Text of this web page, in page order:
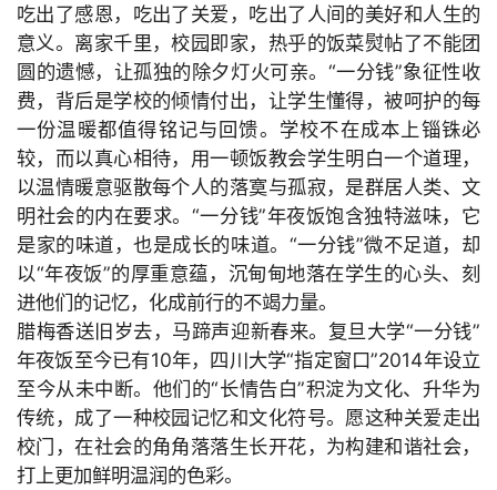
吃出了感恩，吃出了关爱，吃出了人间的美好和人生的
意义。离家千里，校园即家，热乎的饭菜熨帖了不能团
圆的遗憾，让孤独的除夕灯火可亲。“一分钱”象征性收
费，背后是学校的倾情付出，让学生懂得，被呵护的每
一份温暖都值得铭记与回馈。学校不在成本上锱铢必
较，而以真心相待，用一顿饭教会学生明白一个道理，
以温情暖意驱散每个人的落寞与孤寂，是群居人类、文
明社会的内在要求。“一分钱”年夜饭饱含独特滋味，它
是家的味道，也是成长的味道。“一分钱”微不足道，却
以“年夜饭”的厚重意蕴，沉甸甸地落在学生的心头、刻
进他们的记忆，化成前行的不竭力量。
腊梅香送旧岁去，马蹄声迎新春来。复旦大学“一分钱”
年夜饭至今已有10年，四川大学“指定窗口”2014年设立
至今从未中断。他们的“长情告白”积淀为文化、升华为
传统，成了一种校园记忆和文化符号。愿这种关爱走出
校门，在社会的角角落落生长开花，为构建和谐社会，
打上更加鲜明温润的色彩。